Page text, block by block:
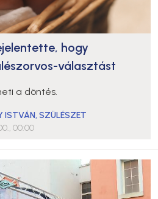
hogy
választást
a döntés.
ISTVÁN,SZÜLÉSZET
00:00